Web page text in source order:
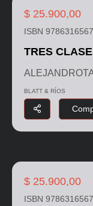
$ 25.900,00
ISBN
TRES
BLATT & RÍOS
$ 25.900,00
ISBN